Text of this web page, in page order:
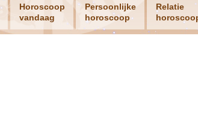
Horoscoop
vandaag
Persoonlijke
horoscoop
Relatie